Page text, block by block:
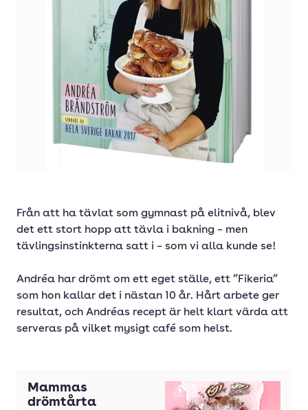
Från att ha tävlat som gymnast på elitnivå, blev
det ett stort hopp att tävla i bakning – men
tävlingsinstinkterna satt i – som vi alla kunde se!
Andréa har drömt om ett eget ställe, ett ”Fikeria”
som hon kallar det i nästan 10 år. Hårt arbete ger
resultat, och Andréas recept är helt klart värda att
serveras på vilket mysigt café som helst.
Mammas
drömtårta